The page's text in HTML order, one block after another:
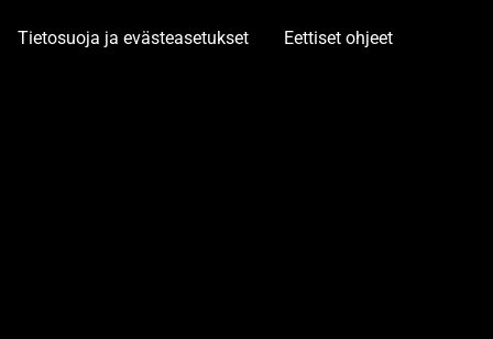
Tietosuoja ja evästeasetukset Eettiset ohjeet